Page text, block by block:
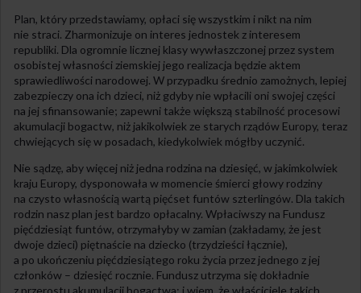
Plan, który przedstawiamy, opłaci się wszystkim i nikt na nim
nie straci. Zharmonizuje on interes jednostek z interesem
republiki. Dla ogromnie licznej klasy wywłaszczonej przez system
osobistej własności ziemskiej jego realizacja będzie aktem
sprawiedliwości narodowej. W przypadku średnio zamożnych, lepiej
zabezpieczy ona ich dzieci, niż gdyby nie wpłacili oni swojej części
na jej sfinansowanie; zapewni także większą stabilność procesowi
akumulacji bogactw, niż jakikolwiek ze starych rządów Europy, teraz
chwiejących się w posadach, kiedykolwiek mógłby uczynić.
Nie sądzę, aby więcej niż jedna rodzina na dziesięć, w jakimkolwiek
kraju Europy, dysponowała w momencie śmierci głowy rodziny
na czysto własnością wartą pięćset funtów szterlingów. Dla takich
rodzin nasz plan jest bardzo opłacalny. Wpłaciwszy na Fundusz
pięćdziesiąt funtów, otrzymałyby w zamian (zakładamy, że jest
dwoje dzieci) piętnaście na dziecko (trzydzieści łącznie),
a po ukończeniu pięćdziesiątego roku życia przez jednego z jej
członków – dziesięć rocznie. Fundusz utrzyma się dokładnie
z przerostu akumulacji bogactwa; i wiem, że właściciele takich